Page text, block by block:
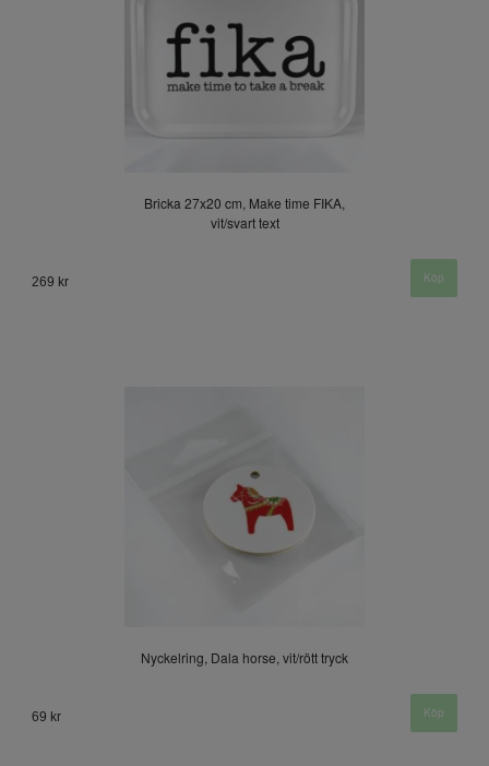
Bricka 27x20 cm, Make time FIKA,
vit/svart text
269 kr
Nyckelring, Dala horse, vit/rött tryck
69 kr